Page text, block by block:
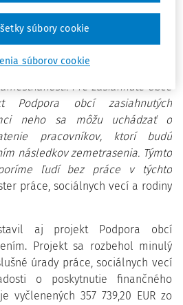
Pozornosť rezortu práce si v
mimoriadna situácia na
minulomesačným
a vyhodnocujeme všetky možné
obce a ich obyvateľov. A
Pre zasiahnuté obce
Podpora obcí zasiahnutých
neho sa môžu uchádzať o
pracovníkov, ktorí budú
následkov zemetrasenia. Týmto
ľudí bez práce v týchto
práce, sociálnych vecí a rodiny
aj projekt Podpora obcí
Projekt sa rozbehol minulý
úrady práce, sociálnych vecí
o poskytnutie finančného
vyčlenených 357 739,20 EUR zo
súborov cookie
súbory cookie